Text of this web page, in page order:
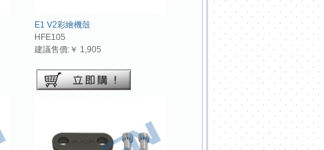
E1 V2彩繪機殼
HFE105
建議售價:￥ 1,905